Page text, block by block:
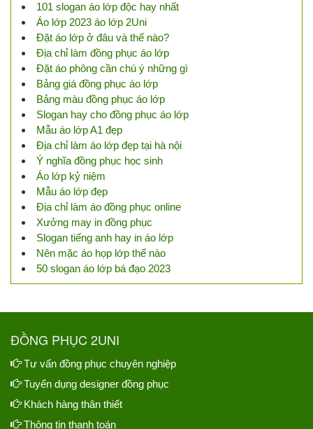
101 slogan áo lớp độc hay nhất
Áo lớp 2023 áo lớp 2Uni
Đặt áo lớp ở đâu và thế nào?
Địa chỉ làm đồng phục áo lớp
Đặt áo phông cần chú ý những gì
Bảng giá đồng phục áo lớp
Bảng màu đồng phục áo lớp
Slogan hay cho đồng phục áo lớp
Mẫu áo lớp A1 đẹp
Địa chỉ làm áo lớp đẹp tại hà nội
Ý nghĩa đồng phục học sinh
Áo lớp kỷ niệm
Mẫu áo lớp đẹp
Địa chỉ làm áo đồng phục online
Xưởng may in đồng phục
Slogan tiếng anh hay in áo lớp
Nên mặc áo họp lớp thế nào
50 slogan áo lớp bá đạo 2023
ĐỒNG PHỤC 2UNI
Tư vấn đồng phục chuyên nghiệp
Tuyển dụng designer đồng phục
Khách hàng thân thiết
Thông tin thanh toán